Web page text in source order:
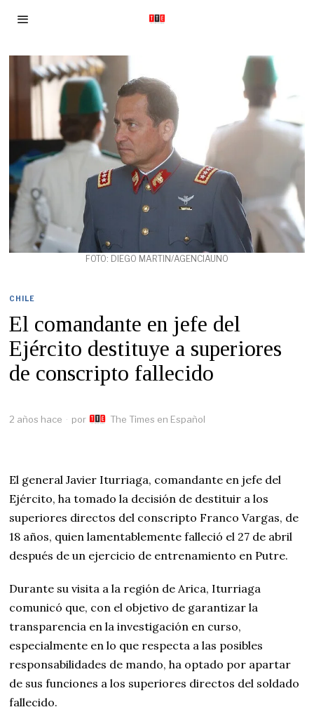
FOTO: DIEGO MARTIN/AGENCIAUNO
CHILE
El comandante en jefe del
Ejército destituye a superiores
de conscripto fallecido
2 años hace por The Times en Español
El general Javier Iturriaga, comandante en jefe del
Ejército, ha tomado la decisión de destituir a los
superiores directos del conscripto Franco Vargas, de
18 años, quien lamentablemente falleció el 27 de abril
después de un ejercicio de entrenamiento en Putre.
Durante su visita a la región de Arica, Iturriaga
comunicó que, con el objetivo de garantizar la
transparencia en la investigación en curso,
especialmente en lo que respecta a las posibles
responsabilidades de mando, ha optado por apartar
de sus funciones a los superiores directos del soldado
fallecido.